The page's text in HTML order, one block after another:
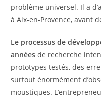
problème universel. Il a
à Aix-en-Provence, avant
Le processus de
années de recherche
prototypes testés, des
surtout énormément
moustiques.